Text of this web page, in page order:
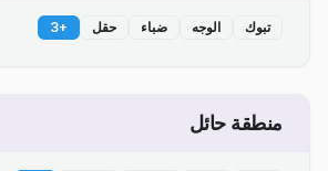
تبوك الوجه ضباء حقل +
3
منطقة حائل